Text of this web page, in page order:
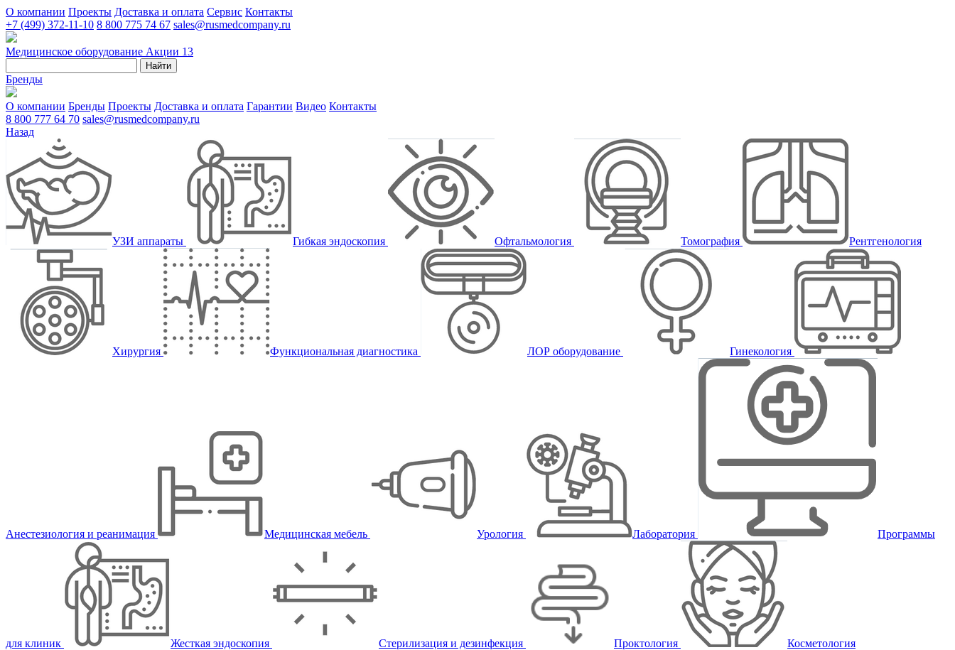
О компании Проекты Доставка и оплата Сервис Контакты
+7 (499) 372-11-10 8 800 775 74 67 sales@rusmedcompany.ru
Медицинское оборудование Акции 13
Найти
Бренды
О компании Бренды Проекты Доставка и оплата Гарантии Видео Контакты
8 800 777 64 70 sales@rusmedcompany.ru
Назад
УЗИ аппараты Гибкая эндоскопия Офтальмология Томография Рентгенология
Хирургия Функциональная диагностика ЛОР оборудование Гинекология
Анестезиология и реанимация Медицинская мебель Урология Лаборатория Программы
для клиник Жесткая эндоскопия Стерилизация и дезинфекция Проктология Косметология